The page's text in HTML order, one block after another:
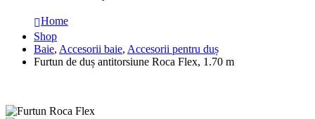
Home
Shop
Baie, Accesorii baie, Accesorii pentru duș
Furtun de duș antitorsiune Roca Flex, 1.70 m